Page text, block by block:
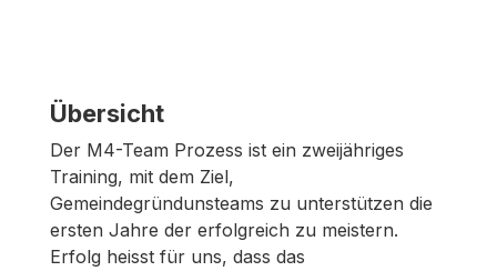
Übersicht
Der M4-Team Prozess ist ein zweijähriges
Training, mit dem Ziel,
Gemeindegründunsteams zu unterstützen die
ersten Jahre der erfolgreich zu meistern.
Erfolg heisst für uns, dass das